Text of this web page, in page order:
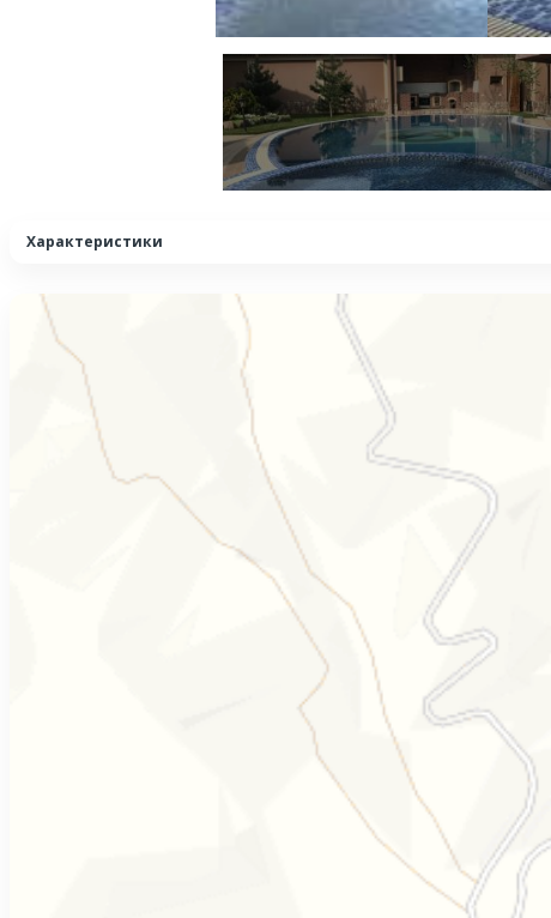
Характеристики